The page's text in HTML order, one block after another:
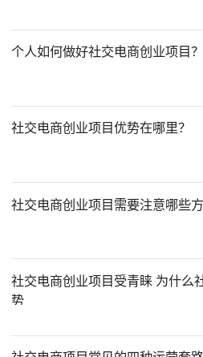
个人如何做好社交电商创业项目？
社交电商创业项目优势在哪里？
社交电商创业项目需要注意哪些方
社交电商创业项目受青睐 为什么
势